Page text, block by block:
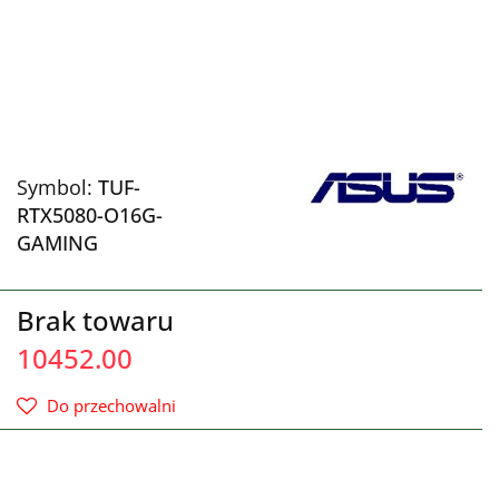
Symbol: TUF-
RTX5080-O16G-
GAMING
Brak towaru
10452.00
Do przechowalni